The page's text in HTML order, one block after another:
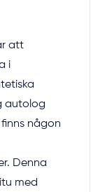
att
i
autolog
någon
Denna
med